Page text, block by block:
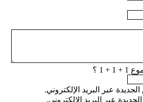
+ 1 ؟
الجديدة عبر البريد الإلكتروني.
عبر البريد الإلكتروني.